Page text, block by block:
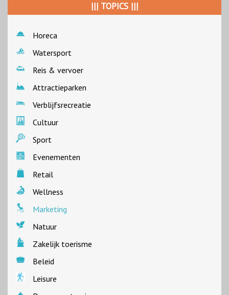
||| TOPICS |||
Horeca
Watersport
Reis & vervoer
Attractieparken
Verblijfsrecreatie
Cultuur
Sport
Evenementen
Retail
Wellness
Marketing
Natuur
Zakelijk toerisme
Beleid
Leisure